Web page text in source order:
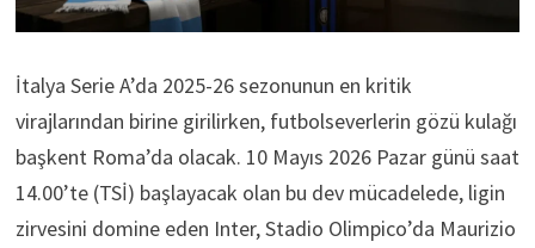
İtalya Serie A’da 2025-26 sezonunun en kritik
virajlarından birine girilirken, futbolseverlerin gözü kulağı
başkent Roma’da olacak. 10 Mayıs 2026 Pazar günü saat
14.00’te (TSİ) başlayacak olan bu dev mücadelede, ligin
zirvesini domine eden Inter, Stadio Olimpico’da Maurizio